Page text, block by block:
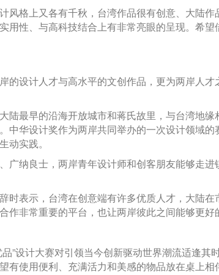
格上又各有千秋，台湾作品很有创意、大陆作
用性、与高科技结合上有非常亮眼的呈现。希
设计人才与高水平的文创作品，更为两岸人才
最早的沿海开放城市和蒋氏故里，与台湾地缘
中华设计奖作为两岸共同举办的一次设计领域
动实践。
纳良士，两岸青年设计师和创客朋友能够走进
表示，台湾在创意端有许多优质人才，大陆在
非常重要的平台，也让两岸彼此之间能够更好
设计大赛对引领当今创新驱动世界潮流适逢其
有使用便利、充满活力和美感的物品放在桌上